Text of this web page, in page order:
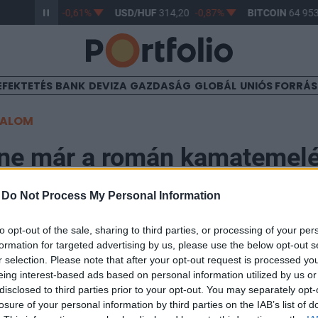
Do Not Process My Personal Information
opt-out of the sale, sharing to third parties, or processing of your
for targeted advertising by us, please use the below opt-out
selection. Please note that after your opt-out request is processed
interest-based ads based on personal information utilized by us
to third parties prior to your opt-out. You may separately
of your personal information by third parties on the IAB’s list of
363,17 -0,61% USD/HUF 314,20 -0,87% BITCOIN64
BANK DEVIZA GAZDASÁG GLOBÁL UNIÓS
már a román
százalékról 6 százalékra ugrott fel az infláció
messze meghaladja a jegybank által célként
Az elemzők kamatemelésekre számítanak.